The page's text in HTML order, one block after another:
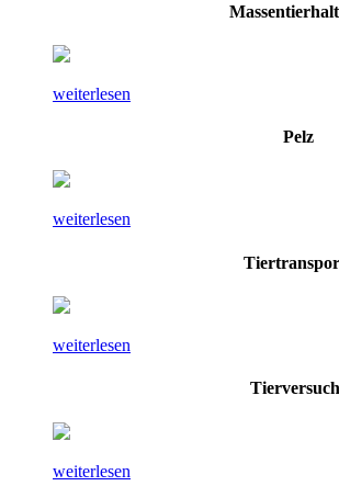
weiterlesen
Pelz
weiterlesen
weiterlesen
weiterlesen